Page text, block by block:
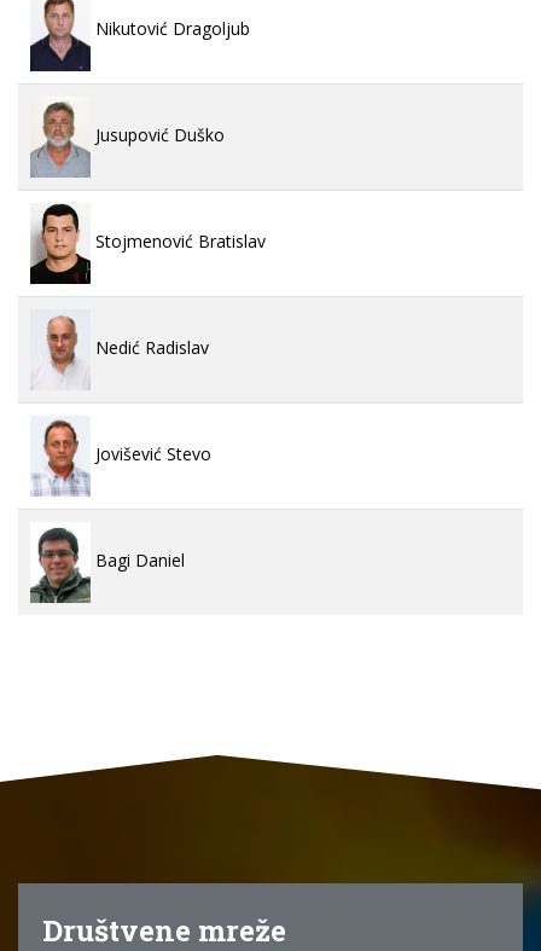
Nikutović Dragoljub
Jusupović Duško
Stojmenović Bratislav
Nedić Radislav
Jovišević Stevo
Bagi Daniel
Društvene mreže